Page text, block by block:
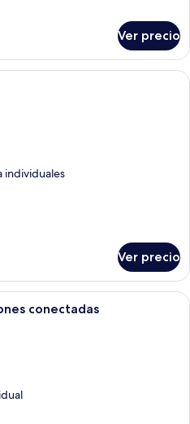
Ver precio
Habitación de hotel con cama,
individuales
Ver precio
Habitación de hotel moderna con
conectadas